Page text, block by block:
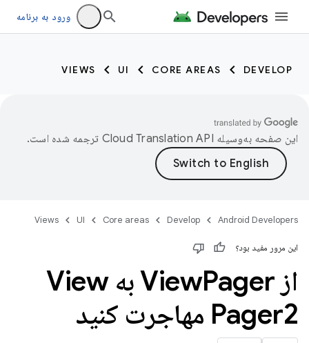
ورود به برنامه
DEVELOP
CORE AREAS
UI
VIEWS
این صفحه به‌وسیله ترجمه شده است.
Android Developers
Develop
Core areas
UI
Views
این مرور مفید بود؟
از View Pager به View
Pager2 مهاجرت کنید